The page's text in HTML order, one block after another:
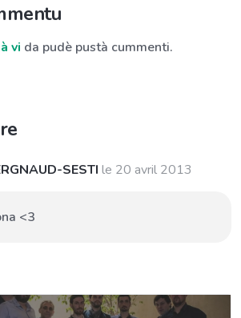
vi da pudè pustà cummenti.
SESTI le 20 avril 2013
<3